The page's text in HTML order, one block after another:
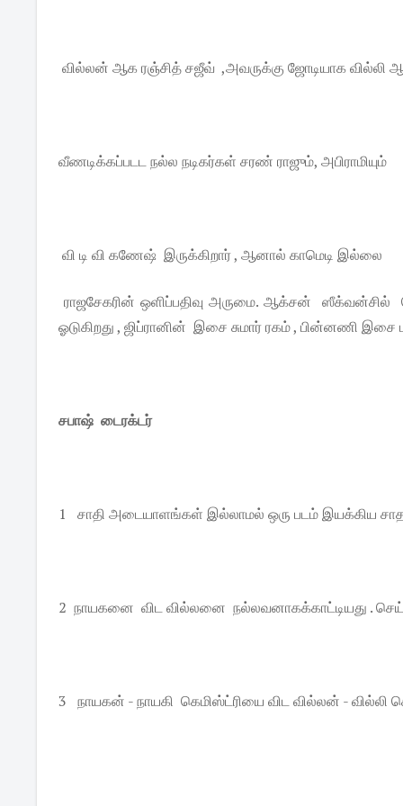
வில்லன் ஆக ரஞ்சித் சஜீவ் ,அவருக்கு ஜோடியாக
வீணடிக்கப்படட நல்ல நடிகர்கள் சரண் ராஜும், அபிராமியும்
வி டி வி கணேஷ் இருக்கிறார் , ஆனால் காமெடி இல்லை
ராஜசேகரின் ஒளிப்பதிவு அருமை. ஆக்சன் ஸீக்வன்சில்
ஓடுகிறது , ஜிப்ரானின் இசை சுமார் ரகம் , பின்னணி
சபாஷ் டைரக்டர்
1 சாதி அடையாளங்கள் இல்லாமல் ஒரு படம் இயக்கிய
2 நாயகனை விட வில்லனை நல்லவனாகக்காட்டியது .
3 நாயகன் - நாயகி கெமிஸ்ட்ரியை விட வில்லன் - வில்லி